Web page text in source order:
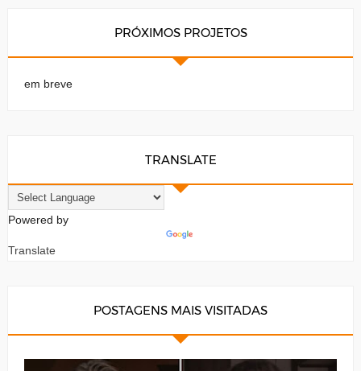
PRÓXIMOS PROJETOS
em breve
TRANSLATE
Powered by
Translate
POSTAGENS MAIS VISITADAS